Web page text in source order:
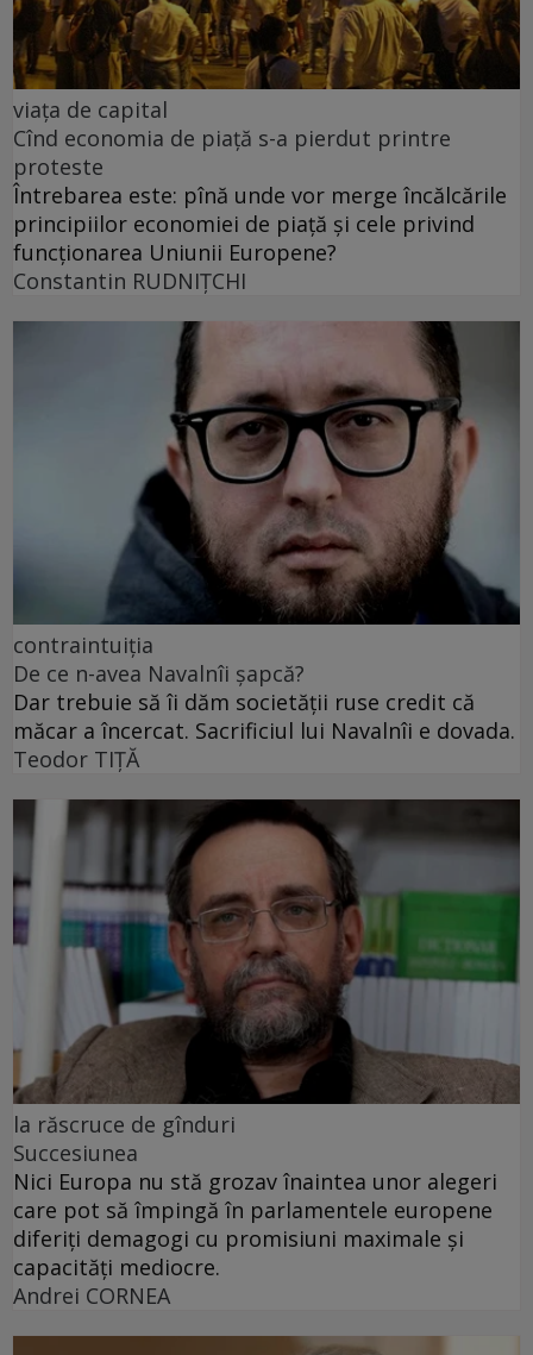
viața de capital
Cînd economia de piață s-a pierdut printre
proteste
Întrebarea este: pînă unde vor merge încălcările
principiilor economiei de piață și cele privind
funcționarea Uniunii Europene?
Constantin RUDNIŢCHI
contraintuiția
De ce n-avea Navalnîi șapcă?
Dar trebuie să îi dăm societății ruse credit că
măcar a încercat. Sacrificiul lui Navalnîi e dovada.
Teodor TIŢĂ
la răscruce de gînduri
Succesiunea
Nici Europa nu stă grozav înaintea unor alegeri
care pot să împingă în parlamentele europene
diferiți demagogi cu promisiuni maximale și
capacități mediocre.
Andrei CORNEA